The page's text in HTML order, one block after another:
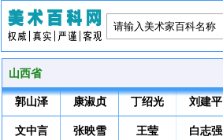
山西省
郭山泽 康淑贞 丁绍光 刘建平
文中言 张映雪 王莹 白志强